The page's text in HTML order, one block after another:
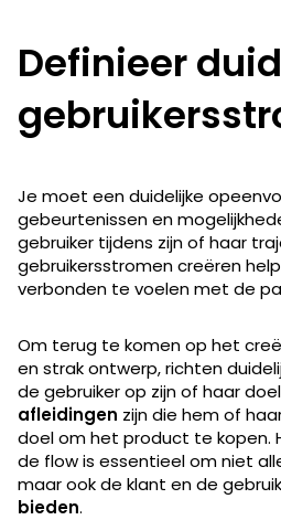
Definieer
Je moet een duidelijke
gebeurtenissen en
gebruiker tijdens zijn of haar
gebruikersstromen creëren
verbonden te voelen met de
Om terug te komen op het
en strak ontwerp, richten
de gebruiker op zijn of haar
afleidingen zijn die hem of
doel om het product te kopen.
de flow is essentieel om niet
maar ook de klant en de
bieden.